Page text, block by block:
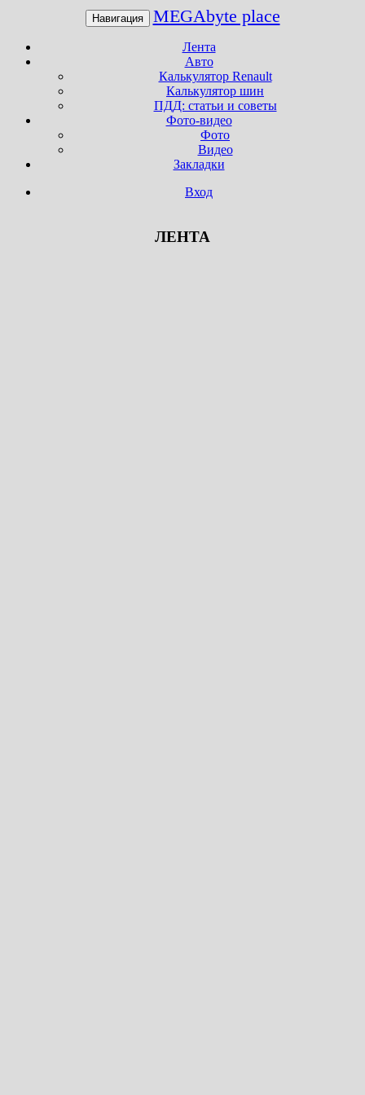
Навигация MEGAbyte place
Лента
Авто
Калькулятор Renault
Калькулятор шин
ПДД: статьи и советы
Фото-видео
Фото
Видео
Закладки
Вход
ЛЕНТА